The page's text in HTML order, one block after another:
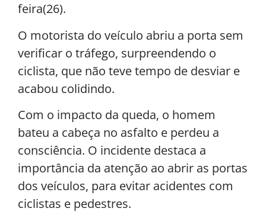
feira(26).
O motorista do veículo abriu a porta sem
verificar o tráfego, surpreendendo o
ciclista, que não teve tempo de desviar e
acabou colidindo.
Com o impacto da queda, o homem
bateu a cabeça no asfalto e perdeu a
consciência. O incidente destaca a
importância da atenção ao abrir as portas
dos veículos, para evitar acidentes com
ciclistas e pedestres.